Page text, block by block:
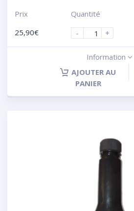
Prix
25,90€
Quantité
-
+
Information
AJOUTER AU
PANIER